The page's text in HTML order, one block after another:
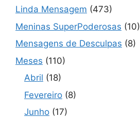
Linda Mensagem (473)
Meninas SuperPoderosas (10)
Mensagens de Desculpas (8)
Meses (110)
Abril (18)
Fevereiro (8)
Junho (17)